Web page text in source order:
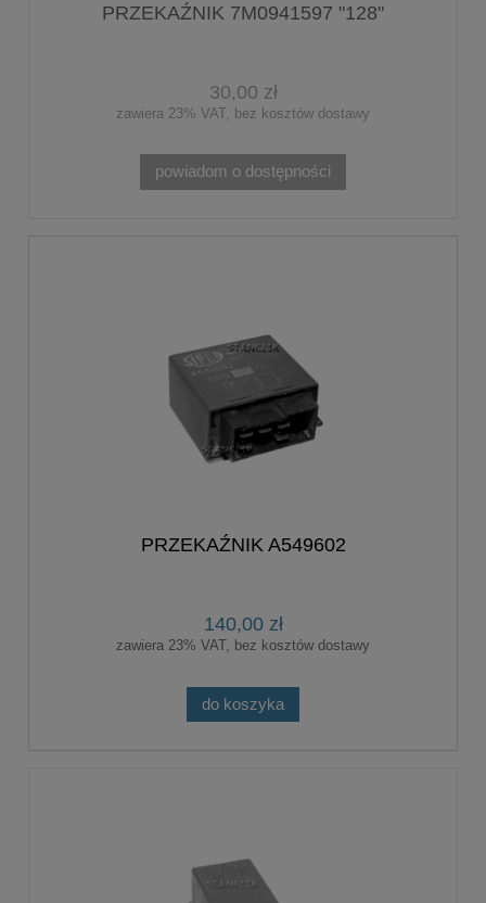
PRZEKAŹNIK 7M0941597 "128"
30,00 zł
zawiera 23% VAT, bez kosztów dostawy
powiadom o dostępności
PRZEKAŹNIK A549602
140,00 zł
zawiera 23% VAT, bez kosztów dostawy
do koszyka